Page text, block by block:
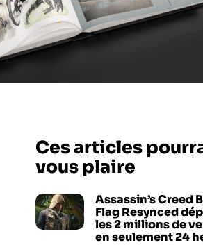
Ces articles
vous plaire
Assassin’s Creed
Flag Resynced
les 2 millions de
en seulement 24